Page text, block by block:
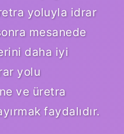
yoluyla idrar
mesanede
daha iyi
yolu
ve üretra
faydalıdır.